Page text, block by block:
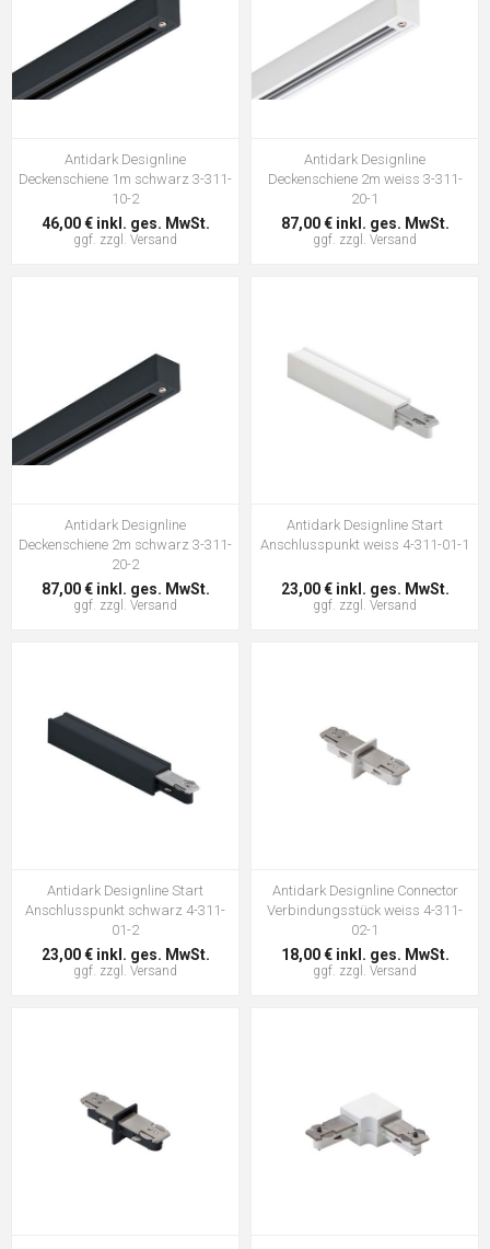
Antidark Designline
Deckenschiene 1m schwarz 3-311-
10-2
46,00 € inkl. ges. MwSt.
ggf. zzgl. Versand
Antidark Designline
Deckenschiene 2m weiss 3-311-
20-1
87,00 € inkl. ges. MwSt.
ggf. zzgl. Versand
Antidark Designline
Deckenschiene 2m schwarz 3-311-
20-2
87,00 € inkl. ges. MwSt.
ggf. zzgl. Versand
Antidark Designline Start
Anschlusspunkt weiss 4-311-01-1
23,00 € inkl. ges. MwSt.
ggf. zzgl. Versand
Antidark Designline Start
Anschlusspunkt schwarz 4-311-
01-2
23,00 € inkl. ges. MwSt.
ggf. zzgl. Versand
Antidark Designline Connector
Verbindungsstück weiss 4-311-
02-1
18,00 € inkl. ges. MwSt.
ggf. zzgl. Versand